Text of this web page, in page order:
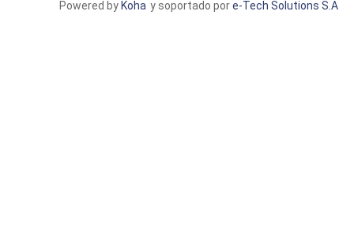
y soportado pore-Tech Solutions S.A
Powered by Koha